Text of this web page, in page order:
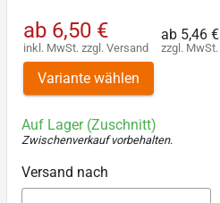
ab 6,50 €
inkl. MwSt. zzgl. Versand
ab 5,46 €
zzgl. MwSt.
Variante wählen
Auf Lager (Zuschnitt)
Zwischenverkauf vorbehalten.
Versand nach